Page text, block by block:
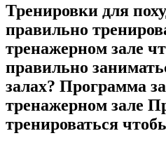
Тренировки для
правильно
тренажерном зале
правильно
залах? Программа
тренажерном зале
тренироваться